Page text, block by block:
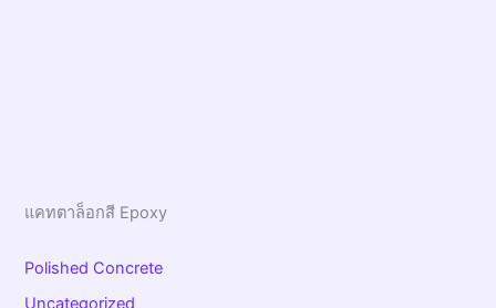
แคทตาล็อกสี Epoxy
Polished Concrete
Uncategorized